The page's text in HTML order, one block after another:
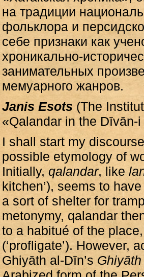
на традиции
фольклора и
себе признаки как
хроникально-
занимательных
мемуарного жанров.
Janis Esots (The
«Qalandar in the Dīvān-
I shall start my
possible etymology of
Initially, qalandar, like
kitchen’), seems to
a sort of shelter for
metonymy, qalandar
to a habitué of the
(‘profligate’). However,
Ghiyāth al-Dīn’s